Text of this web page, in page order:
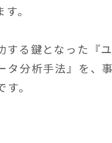
。
する鍵となった『
タ分析手法』を、
。